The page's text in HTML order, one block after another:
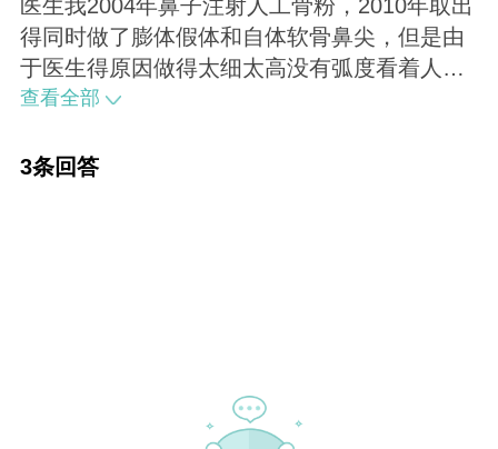
医生我2004年鼻子注射人工骨粉，2010年取出
得同时做了膨体假体和自体软骨鼻尖，但是由
于医生得原因做得太细太高没有弧度看着人很
凶，现在想重做，会不会很伤？
查看全部
3条回答